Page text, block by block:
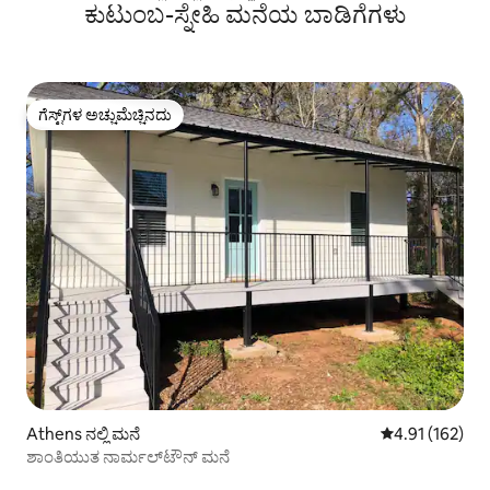
ಕುಟುಂಬ-ಸ್ನೇಹಿ ಮನೆಯ ಬಾಡಿಗೆಗಳು
ಗೆಸ್ಟ್‌ಗಳ ಅಚ್ಚುಮೆಚ್ಚಿನದು
ಗೆಸ್ಟ್‌ಗಳ ಅಚ್ಚುಮೆಚ್ಚಿನದು
Athens ನಲ್ಲಿ ಮನೆ 5 ರಲ್ಲಿ 4.91
4.91 (162)
ಶಾಂತಿಯುತ ನಾರ್ಮಲ್‌ಟೌನ್ ಮನೆ